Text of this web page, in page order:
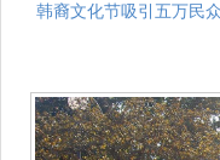
韩裔文化节吸引五万民